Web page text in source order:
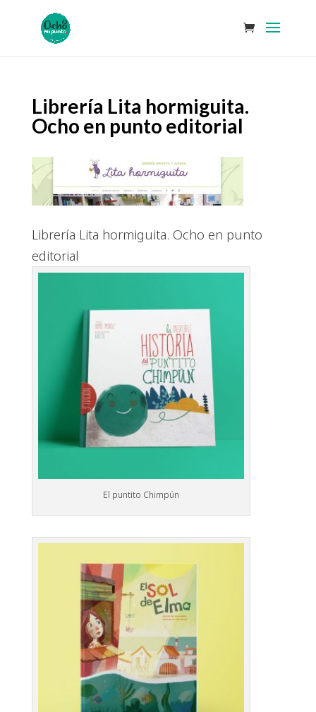
Librería Lita hormiguita.
Ocho en punto editorial
Librería Lita hormiguita. Ocho en punto
editorial
El puntito Chimpún